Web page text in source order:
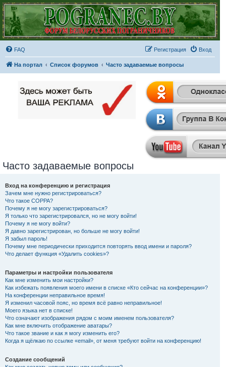
FAQ Вход
Регистрация
На портал Список форумов Часто задаваемые вопросы
Часто задаваемые вопросы
Вход на конференцию и регистрация
Зачем мне нужно регистрироваться?
Что такое COPPA?
Почему я не могу зарегистрироваться?
Я только что зарегистрировался, но не могу войти!
Почему я не могу войти?
Я давно зарегистрирован, но больше не могу войти!
Я забыл пароль!
Почему мне периодически приходится повторять ввод имени и пароля?
Что делает функция «Удалить cookies»?
Параметры и настройки пользователя
Как мне изменить мои настройки?
Как избежать появления моего имени в списке «Кто сейчас на конференции»?
На конференции неправильное время!
Я изменил часовой пояс, но время всё равно неправильное!
Моего языка нет в списке!
Что означают изображения рядом с моим именем пользователя?
Как мне включить отображение аватары?
Что такое звание и как я могу изменить его?
Когда я щёлкаю по ссылке «email», от меня требуют войти на конференцию!
Создание сообщений